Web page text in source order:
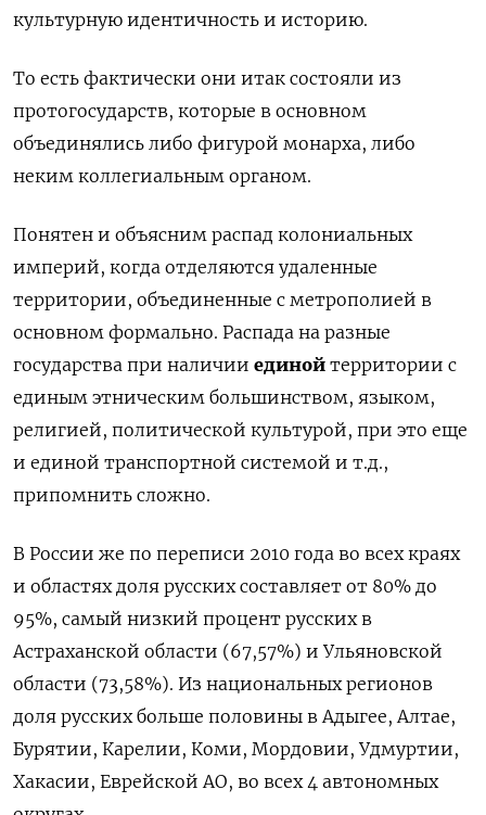
культурную идентичность и историю.
То есть фактически они итак состояли из
протогосударств, которые в основном
объединялись либо фигурой монарха, либо
неким коллегиальным органом.
Понятен и объясним распад колониальных
империй, когда отделяются удаленные
территории, объединенные с метрополией в
основном формально. Распада на разные
государства при наличии единой территории с
единым этническим большинством, языком,
религией, политической культурой, при это еще
и единой транспортной системой и т.д.,
припомнить сложно.
В России же по переписи 2010 года во всех краях
и областях доля русских составляет от 80% до
95%, самый низкий процент русских в
Астраханской области (67,57%) и Ульяновской
области (73,58%). Из национальных регионов
доля русских больше половины в Адыгее, Алтае,
Бурятии, Карелии, Коми, Мордовии, Удмуртии,
Хакасии, Еврейской АО, во всех 4 автономных